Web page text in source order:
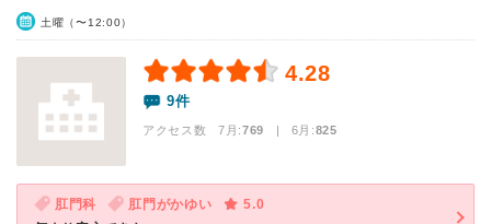
土曜（〜12:00）
4.28
9件
アクセス数 7月:769 | 6月:825
肛門科 肛門がかゆい
5.0